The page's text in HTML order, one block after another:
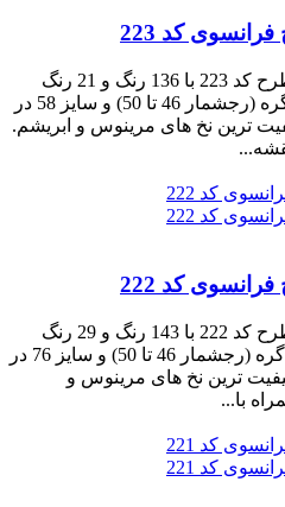
کد 223
نخ و نقشه تابلوفرش دستباف طرح کد 223 با 136 رنگ و 21 رنگ
ابریشم به ابعاد 384 رج در 570 گره (رجشمار 46 تا 50) و سایز 58 در
ترین نخ های مرینوس و ابریشم.
کد 222
نخ و نقشه تابلوفرش دستباف طرح کد 222 با 143 رنگ و 29 رنگ
ابریشم به ابعاد 719 رج در 500 گره (رجشمار 46 تا 50) و سایز 76 در
کیفیت ترین نخ های مرینوس و
با...